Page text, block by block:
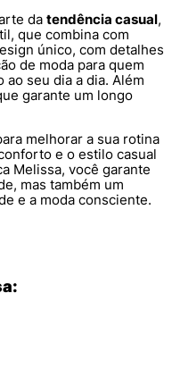
da tendência casual,
que combina com
único, com detalhes
de moda para quem
seu dia a dia. Além
garante um longo
melhorar a sua rotina
e o estilo casual
Melissa, você garante
mas também um
e a moda consciente.